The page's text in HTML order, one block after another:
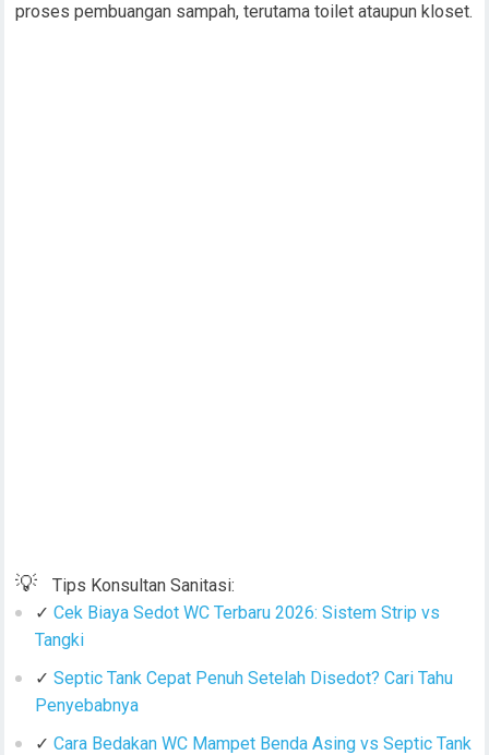
proses pembuangan sampah, terutama toilet ataupun kloset.
💡
Tips Konsultan Sanitasi:
✓ Cek Biaya Sedot WC Terbaru 2026: Sistem Strip vs
Tangki
✓ Septic Tank Cepat Penuh Setelah Disedot? Cari Tahu
Penyebabnya
✓ Cara Bedakan WC Mampet Benda Asing vs Septic Tank